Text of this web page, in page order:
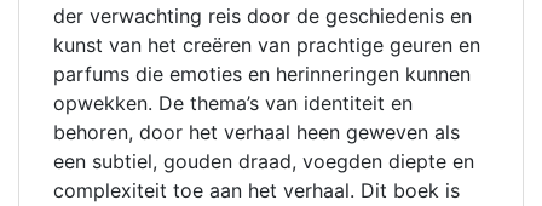
der verwachting reis door de geschiedenis en
kunst van het creëren van prachtige geuren en
parfums die emoties en herinneringen kunnen
opwekken. De thema’s van identiteit en
behoren, door het verhaal heen geweven als
een subtiel, gouden draad, voegden diepte en
complexiteit toe aan het verhaal. Dit boek is